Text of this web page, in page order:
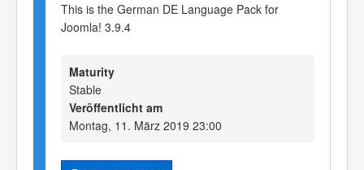
This is the German DE Language Pack for
Joomla! 3.9.4
Maturity
Stable
Veröffentlicht am
Montag, 11. März 2019 23:00